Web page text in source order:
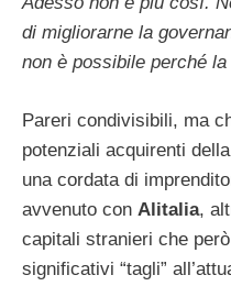
di migliorarne la
non è possibile perché
Pareri condivisibili, ma
potenziali acquirenti
una cordata di
avvenuto con Alitalia,
capitali stranieri che
significativi “tagli”